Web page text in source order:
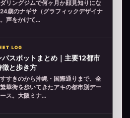
リングジムで何ヶ月か顔見知りにな
歳のナギサ（グラフィックデザイナ
声をかけて…
LOG
パスポットまとめ｜主要12都市
徴と歩き方
すきのから沖縄・国際通りまで、全
華街を歩いてきたアキの都市別デー
ス。大阪ミナ…